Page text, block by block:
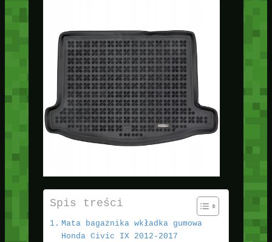
Spis treści
Mata bagażnika wkładka gumowa
Honda Civic IX 2012-2017